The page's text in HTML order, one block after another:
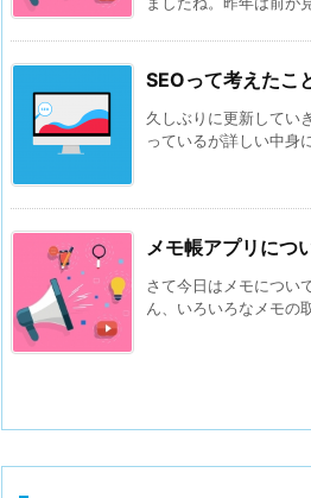
SEOって考えたこ
久しぶりに更新してい
っているが詳しい中身
メモ帳アプリにつ
さて今日はメモについ
ん、いろいろなメモの